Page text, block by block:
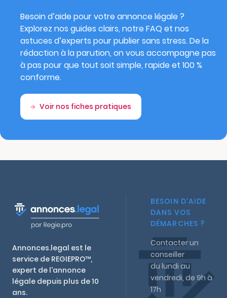
Besoin d’aide pour votre annonce légale ?
Explorez nos guides clairs, notre FAQ et nos
astuces d’experts pour publier sans stress. De la
rédaction à la parution, on vous accompagne pas
à pas pour que tout soit simple, rapide et 100 %
conforme.
Voir nos fiches pratiques
Annonces.legal est le
service de REGIEPRO™,
expert de l'annonce
légale depuis plus de 10
ans.
BESOIN D'AIDE
DANS VOS
DÉMARCHES ?
Contacter un
conseiller
du lundi au
vendredi, de 9h à
17h